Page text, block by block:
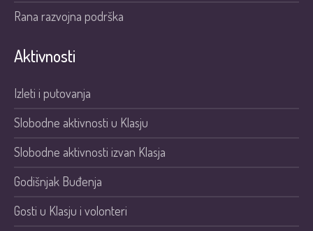
Rana razvojna podrška
Aktivnosti
Izleti i putovanja
Slobodne aktivnosti u Klasju
Slobodne aktivnosti izvan Klasja
Godišnjak Buđenja
Gosti u Klasju i volonteri